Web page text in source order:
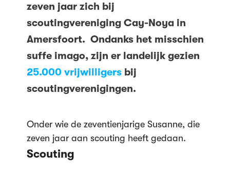
zeven jaar zich bij
scoutingvereniging Cay-Noya in
Amersfoort. Ondanks het misschien
suffe imago, zijn er landelijk gezien
25.000 vrijwilligersbij
scoutingverenigingen.
Onder wie de zeventienjarige Susanne, die
zeven jaar aan scouting heeft gedaan.
Scouting